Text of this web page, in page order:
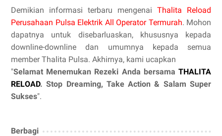
Demikian informasi terbaru mengenai Thalita Reload
Perusahaan Pulsa Elektrik All Operator Termurah. Mohon
dapatnya untuk disebarluaskan, khususnya kepada
downline-downline dan umumnya kepada semua
member Thalita Pulsa. Akhirnya, kami ucapkan
"Selamat Menemukan Rezeki Anda bersama THALITA
RELOAD. Stop Dreaming, Take Action & Salam Super
Sukses".
Berbagi